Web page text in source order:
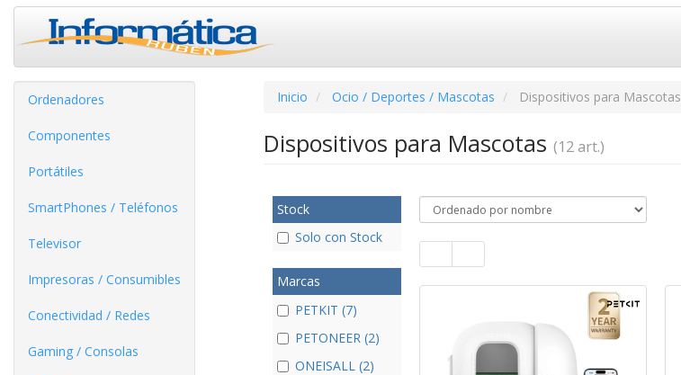
Ordenadores
Componentes
Portátiles
SmartPhones / Teléfonos
Televisor
Impresoras / Consumibles
Conectividad / Redes
Gaming / Consolas
Inicio Ocio / Deportes / Mascotas Dispositivos para Mascotas
Dispositivos para Mascotas (12 art.)
Stock
Solo con Stock
Marcas
PETKIT (7)
PETONEER (2)
ONEISALL (2)